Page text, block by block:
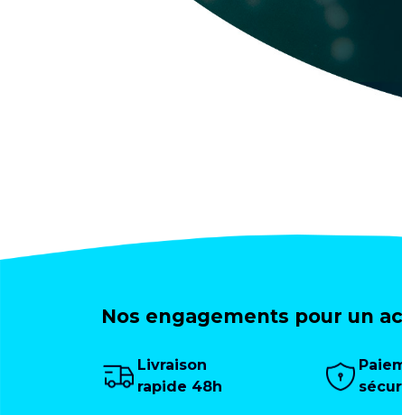
Nos engagements pour un
Livraison
rapide 48h